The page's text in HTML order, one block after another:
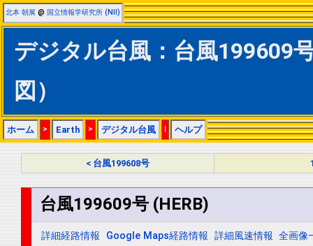
北本 朝展 @ 国立情報学研究所 (NII)
デジタル台風：台風199609
図）
ホーム > Earth > デジタル台風 | ヘルプ
< 台風199608号
台風199609号 (HERB)
詳細経路情報 Google Maps経路情報 詳細風速情報 全画像